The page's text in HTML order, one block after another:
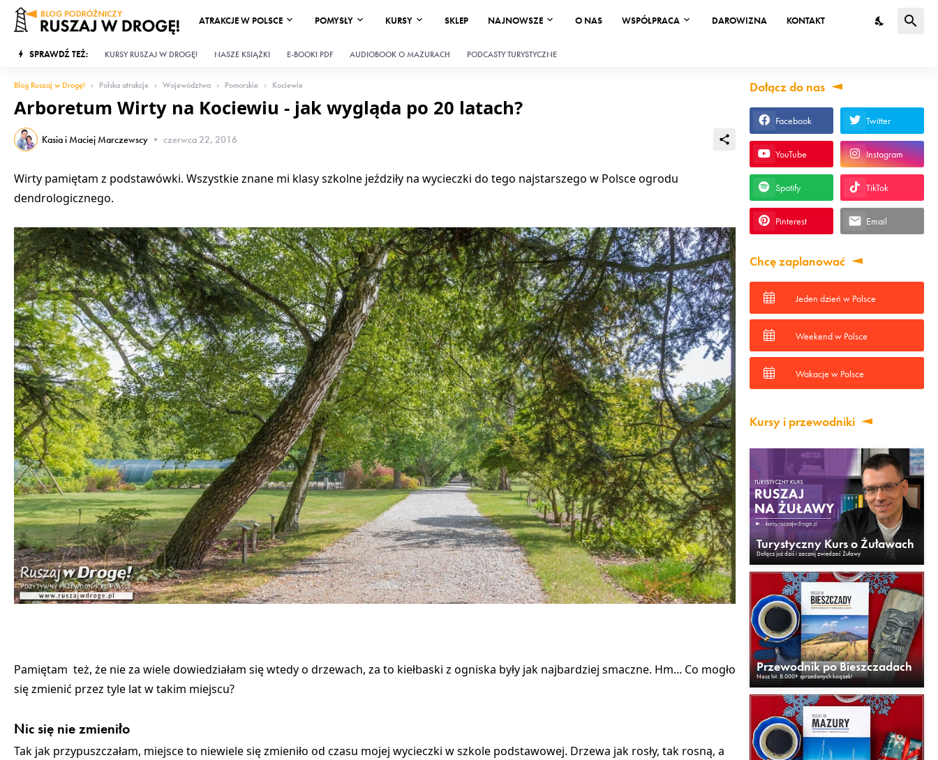
ATRAKCJE W POLSCE POMYSŁY KURSY SKLEP NAJNOWSZE O NAS WSPÓŁPRACA DAROWIZNA KONTAKT
SPRAWDŹ TEŻ: KURSY RUSZAJ W DROGĘ! NASZE KSIĄŻKI E-BOOKI PDF AUDIOBOOK O MAZURACH PODCASTY TURYSTYCZNE
Blog Ruszaj w Drogę! Polska atrakcje Województwa Pomorskie Kociewie
Arboretum Wirty na Kociewiu - jak wygląda po 20 latach?
Kasia i Maciej Marczewscy • czerwca 22, 2016
Wirty pamiętam z podstawówki. Wszystkie znane mi klasy szkolne jeździły na wycieczki do tego najstarszego w Polsce ogrodu
dendrologicznego.
Pamiętam też, że nie za wiele dowiedziałam się wtedy o drzewach, za to kiełbaski z ogniska były jak najbardziej smaczne. Hm... Co mogło
się zmienić przez tyle lat w takim miejscu?
Nic się nie zmieniło
Tak jak przypuszczałam, miejsce to niewiele się zmieniło od czasu mojej wycieczki w szkole podstawowej. Drzewa jak rosły, tak rosną, a
Dołącz do nas
Facebook Twitter
YouTube Instagram
Spotify TikTok
Pinterest Email
Chcę zaplanować
Jeden dzień w Polsce
Weekend w Polsce
Wakacje w Polsce
Kursy i przewodniki
Turystyczny Kurs o Żuławach
Dołącz już dziś i zacznij zwiedzać Żuławy
Przewodnik po Bieszczadach
Nasz hit. 8.000+ sprzedanych książek!